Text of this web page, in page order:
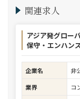
関連求人
アジア発グロー
保守・エンハン
企業名
非
業界
コ